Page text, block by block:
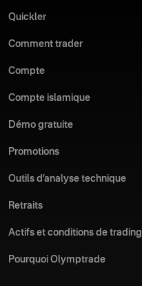
Quickler
Comment trader
Compte
Compte islamique
Démo gratuite
Promotions
Outils d’analyse technique
Retraits
Actifs et conditions de trading
Pourquoi Olymptrade